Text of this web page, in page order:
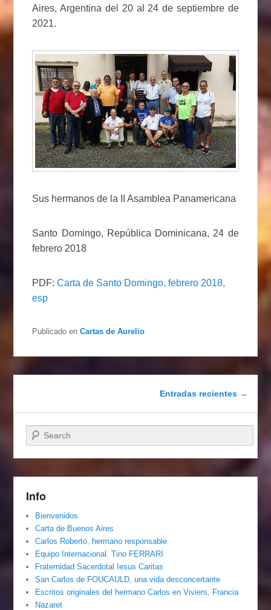
Aires, Argentina del 20 al 24 de septiembre de
2021.
Sus hermanos de la II Asamblea Panamericana
Santo Domingo, República Dominicana, 24 de
febrero 2018
PDF:Carta de Santo Domingo, febrero 2018,
esp
Publicado en Cartas de Aurelio
Entradas recientes →
Buscar
Info
Bienvenidos
Carta de Buenos Aires
Carlos Roberto, hermano responsable
Equipo Internacional. Tino FERRARI
Fraternidad Sacerdotal Iesus Caritas
San Carlos de FOUCAULD, una vida desconcertante
Escritos originales del hermano Carlos en Viviers, Francia
Nazaret